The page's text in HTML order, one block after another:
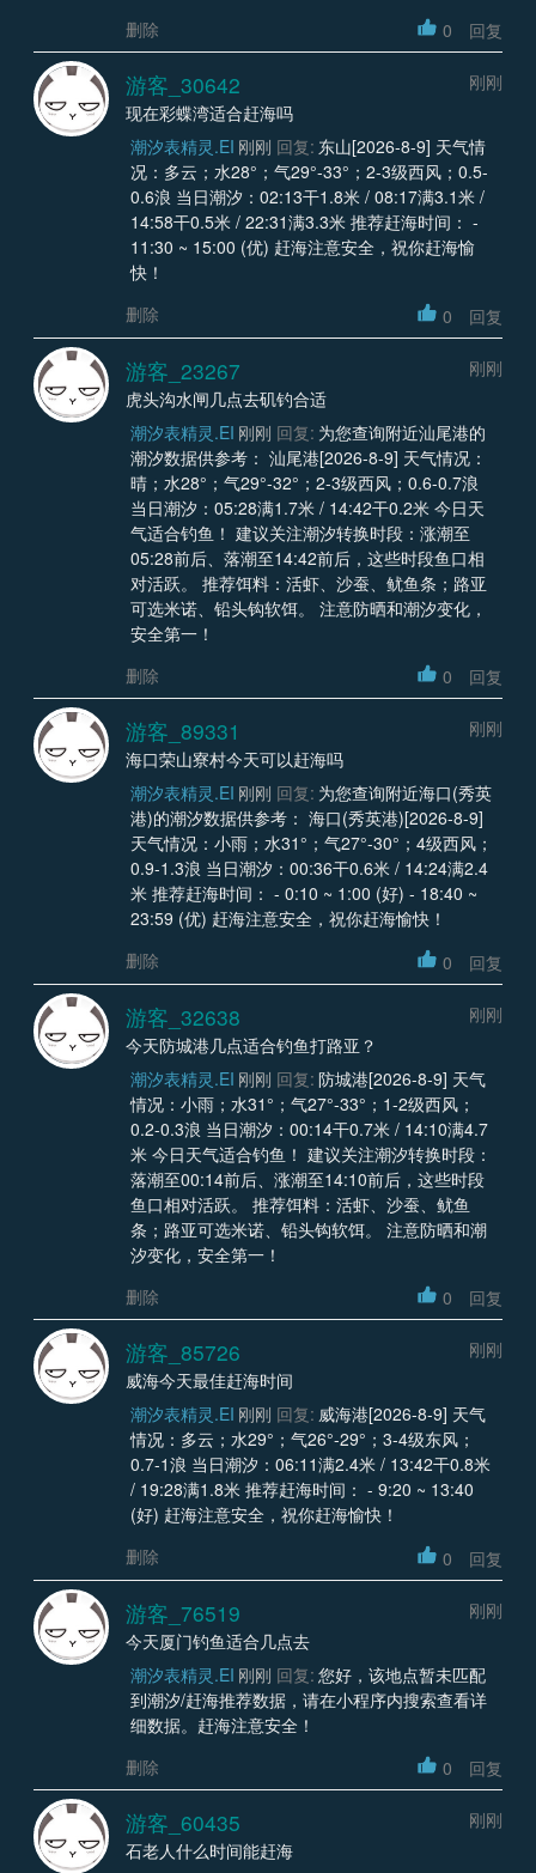
删除
0 回复
游客_30642
刚刚
现在彩蝶湾适合赶海吗
潮汐表精灵.EI 刚刚 回复: 东山[2026-8-9] 天气情
况：多云；水28°；气29°-33°；2-3级西风；0.5-
0.6浪 当日潮汐：02:13干1.8米 / 08:17满3.1米 /
14:58干0.5米 / 22:31满3.3米 推荐赶海时间： -
11:30 ~ 15:00 (优) 赶海注意安全，祝你赶海愉
快！
删除
0 回复
游客_23267
刚刚
虎头沟水闸几点去矶钓合适
潮汐表精灵.EI 刚刚 回复: 为您查询附近汕尾港的
潮汐数据供参考： 汕尾港[2026-8-9] 天气情况：
晴；水28°；气29°-32°；2-3级西风；0.6-0.7浪
当日潮汐：05:28满1.7米 / 14:42干0.2米 今日天
气适合钓鱼！ 建议关注潮汐转换时段：涨潮至
05:28前后、落潮至14:42前后，这些时段鱼口相
对活跃。 推荐饵料：活虾、沙蚕、鱿鱼条；路亚
可选米诺、铅头钩软饵。 注意防晒和潮汐变化，
安全第一！
删除
0 回复
游客_89331
刚刚
海口荣山寮村今天可以赶海吗
潮汐表精灵.EI 刚刚 回复: 为您查询附近海口(秀英
港)的潮汐数据供参考： 海口(秀英港)[2026-8-9]
天气情况：小雨；水31°；气27°-30°；4级西风；
0.9-1.3浪 当日潮汐：00:36干0.6米 / 14:24满2.4
米 推荐赶海时间： - 0:10 ~ 1:00 (好) - 18:40 ~
23:59 (优) 赶海注意安全，祝你赶海愉快！
删除
0 回复
游客_32638
刚刚
今天防城港几点适合钓鱼打路亚？
潮汐表精灵.EI 刚刚 回复: 防城港[2026-8-9] 天气
情况：小雨；水31°；气27°-33°；1-2级西风；
0.2-0.3浪 当日潮汐：00:14干0.7米 / 14:10满4.7
米 今日天气适合钓鱼！ 建议关注潮汐转换时段：
落潮至00:14前后、涨潮至14:10前后，这些时段
鱼口相对活跃。 推荐饵料：活虾、沙蚕、鱿鱼
条；路亚可选米诺、铅头钩软饵。 注意防晒和潮
汐变化，安全第一！
删除
0 回复
游客_85726
刚刚
威海今天最佳赶海时间
潮汐表精灵.EI 刚刚 回复: 威海港[2026-8-9] 天气
情况：多云；水29°；气26°-29°；3-4级东风；
0.7-1浪 当日潮汐：06:11满2.4米 / 13:42干0.8米
/ 19:28满1.8米 推荐赶海时间： - 9:20 ~ 13:40
(好) 赶海注意安全，祝你赶海愉快！
删除
0 回复
游客_76519
刚刚
今天厦门钓鱼适合几点去
潮汐表精灵.EI 刚刚 回复: 您好，该地点暂未匹配
到潮汐/赶海推荐数据，请在小程序内搜索查看详
细数据。赶海注意安全！
删除
0 回复
游客_60435
刚刚
石老人什么时间能赶海